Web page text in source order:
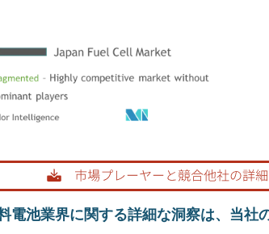
電池業界に関する詳細な洞察は、当社